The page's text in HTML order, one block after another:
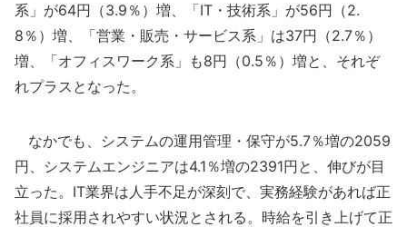
系」が64円（3.9％）増、「IT・技術系」が56円（2.
8％）増、「営業・販売・サービス系」は37円（2.7％）
増、「オフィスワーク系」も8円（0.5％）増と、それぞ
れプラスとなった。
なかでも、システムの運用管理・保守が5.7％増の2059
円、システムエンジニアは4.1％増の2391円と、伸びが目
立った。IT業界は人手不足が深刻で、実務経験があれば正
社員に採用されやすい状況とされる。時給を引き上げて正